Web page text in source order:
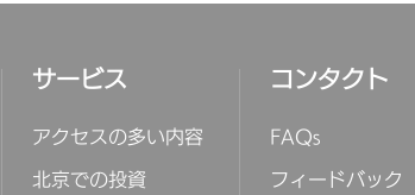
サービス
アクセスの多い内容
北京での投資
コンタクト
FAQs
フィードバック